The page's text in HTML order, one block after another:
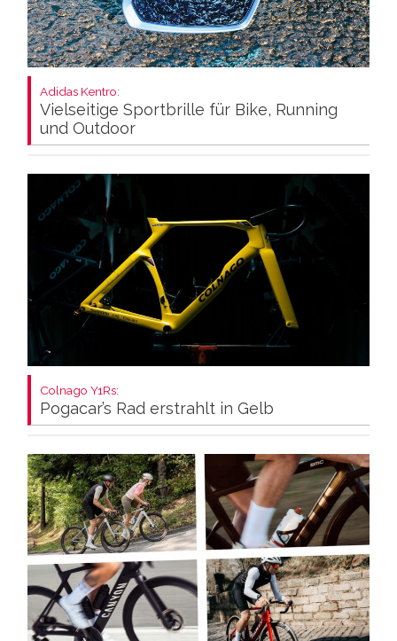
Adidas Kentro:
Vielseitige Sportbrille für Bike, Running
und Outdoor
Colnago Y1Rs:
Pogacar’s Rad erstrahlt in Gelb